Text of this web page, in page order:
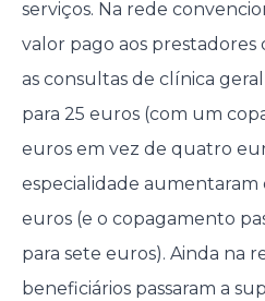
serviços. Na rede
valor pago aos prestadores
as consultas de clínica
para 25 euros (com um
euros em vez de quatro
especialidade aumentaram
euros (e o copagamento
para sete euros). Ainda na
beneficiários passaram a